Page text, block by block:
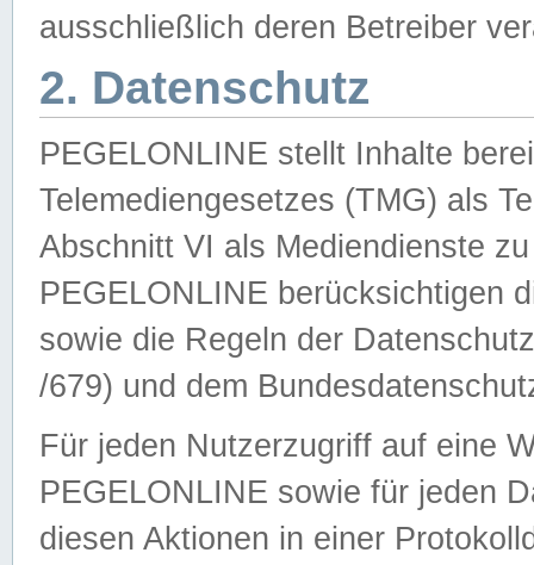
ausschließlich deren Betreiber
2. Datenschutz
PEGELONLINE stellt Inhalte
Telemediengesetzes (TMG) als
Abschnitt VI als Mediendienste
PEGELONLINE berücksichtigen
sowie die Regeln der
/679) und dem
Für jeden Nutzerzugriff auf eine
PEGELONLINE sowie für jeden
diesen Aktionen in einer